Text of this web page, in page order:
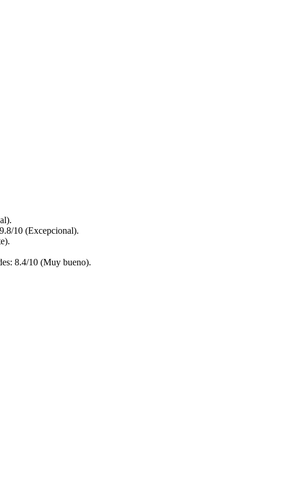
10 (Excepcional).
8.4/10 (Muy bueno).